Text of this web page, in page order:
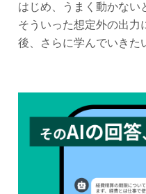
はじめ、うまく動かない
そういった想定外の出力
後、さらに学んでいきた